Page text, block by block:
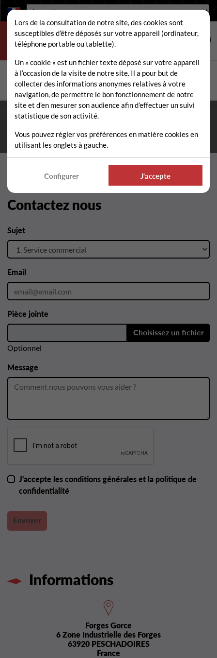
Langue :
Rechercher
Fermeture estivale du 10 au 21 août 2026
téléphonique et administrative assurée durant tout l'été. ☀️
Contactez nous
Sujet
Email
Pièce jointe
Choisissez un fichier
Optionnel
Message
J'accepte les conditions générales et la politique de
confidentialité
Informations
Forges Gorce
6 Zone Industrielle des Forges
63920 PESCHADOIRES
France
Lors de la consultation de notre site, des cookies sont
susceptibles d’être déposés sur votre appareil (ordinateur,
téléphone portable ou tablette).
Un « cookie » est un fichier texte déposé sur votre appareil
à l’occasion de la visite de notre site. Il a pour but de
collecter des informations anonymes relatives à votre
navigation, de permettre le bon fonctionnement de notre
site et d’en mesurer son audience afin d’effectuer un suivi
statistique de son activité.
Vous pouvez régler vos préférences en matière cookies en
utilisant les onglets à gauche.
Configurer J'accepte